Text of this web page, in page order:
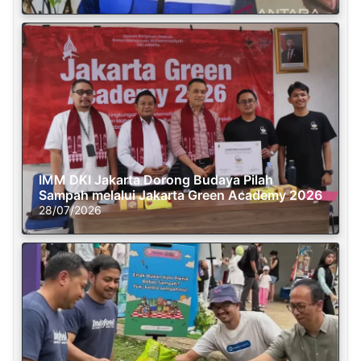
IMM DKI Jakarta Dorong Budaya Pilah
Sampah melalui Jakarta Green Academy 2026
28/07/2026